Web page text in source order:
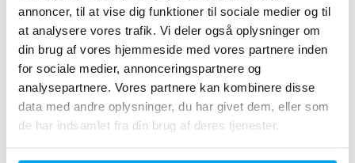
annoncer, til at vise dig funktioner til sociale medier og til
at analysere vores trafik. Vi deler også oplysninger om
din brug af vores hjemmeside med vores partnere inden
for sociale medier, annonceringspartnere og
analysepartnere. Vores partnere kan kombinere disse
data med andre oplysninger, du har givet dem, eller som
de har indsamlet fra din brug af deres tjenester.